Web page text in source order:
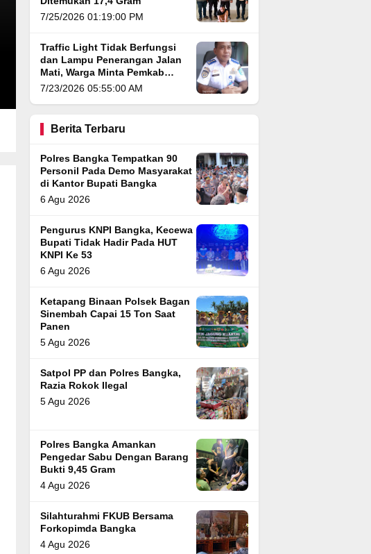
7/25/2026 01:19:00 PM
Traffic Light Tidak Berfungsi
dan Lampu Penerangan Jalan
Mati, Warga Minta Pemkab
Bangka Segera Atasi
7/23/2026 05:55:00 AM
Berita Terbaru
Polres Bangka Tempatkan 90
Personil Pada Demo Masyarakat
di Kantor Bupati Bangka
6 Agu 2026
Pengurus KNPI Bangka, Kecewa
Bupati Tidak Hadir Pada HUT
KNPI Ke 53
6 Agu 2026
Ketapang Binaan Polsek Bagan
Sinembah Capai 15 Ton Saat
Panen
5 Agu 2026
Satpol PP dan Polres Bangka,
Razia Rokok Ilegal
5 Agu 2026
Polres Bangka Amankan
Pengedar Sabu Dengan Barang
Bukti 9,45 Gram
4 Agu 2026
Silahturahmi FKUB Bersama
Forkopimda Bangka
4 Agu 2026